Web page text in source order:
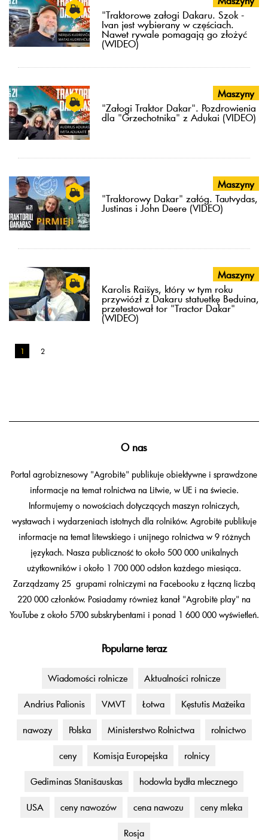
"Traktorowe załogi Dakaru. Szok -
Ivan jest wybierany w częściach.
Nawet rywale pomagają go złożyć
(WIDEO)
Maszyny
"Załogi Traktor Dakar". Pozdrowienia
dla "Grzechotnika" z Adukai (VIDEO)
Maszyny
"Traktorowy Dakar" załóg. Tautvydas,
Justinas i John Deere (VIDEO)
Maszyny
Karolis Raišys, który w tym roku
przywiózł z Dakaru statuetkę Beduina,
przetestował tor "Tractor Dakar"
(WIDEO)
1 2
O nas
Portal agrobiznesowy "Agrobitė" publikuje obiektywne i sprawdzone
informacje na temat rolnictwa na Litwie, w UE i na świecie.
Informujemy o nowościach dotyczących maszyn rolniczych,
wystawach i wydarzeniach istotnych dla rolników. Agrobitė publikuje
informacje na temat litewskiego i unijnego rolnictwa w 9 różnych
językach. Nasza publiczność to około 500 000 unikalnych
użytkowników i około 1 700 000 odsłon każdego miesiąca.
Zarządzamy 25 grupami rolniczymi na Facebooku z łączną liczbą
220 000 członków. Posiadamy również kanał "Agrobitė play" na
YouTube z około 5700 subskrybentami i ponad 1 600 000 wyświetleń.
Popularne teraz
Wiadomości rolnicze Aktualności rolnicze
Andrius Palionis VMVT Łotwa Kęstutis Mažeika
nawozy Polska Ministerstwo Rolnictwa rolnictwo
ceny Komisja Europejska rolnicy
Gediminas Stanišauskas hodowla bydła mlecznego
USA ceny nawozów cena nawozu ceny mleka
Rosja